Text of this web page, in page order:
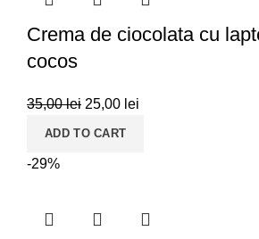
Crema de ciocolata cu
cocos
35,00lei 25,00 lei
ADD TO CART
-29%